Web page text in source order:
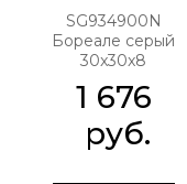
SG934900N
Бореале серый
30x30x8
1 676
руб.